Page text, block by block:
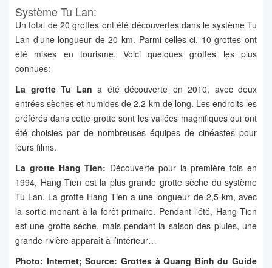
Système Tu Lan:
Un total de 20 grottes ont été découvertes dans le système Tu
Lan d'une longueur de 20 km. Parmi celles-ci, 10 grottes ont
été mises en tourisme. Voici quelques grottes les plus
connues:
La grotte Tu Lan a été découverte en 2010, avec deux
entrées sèches et humides de 2,2 km de long. Les endroits les
préférés dans cette grotte sont les vallées magnifiques qui ont
été choisies par de nombreuses équipes de cinéastes pour
leurs films.
La grotte Hang Tien: Découverte pour la première fois en
1994, Hang Tien est la plus grande grotte sèche du système
Tu Lan. La grotte Hang Tien a une longueur de 2,5 km, avec
la sortie menant à la forêt primaire. Pendant l'été, Hang Tien
est une grotte sèche, mais pendant la saison des pluies, une
grande rivière apparaît à l’intérieur…
Photo: Internet; Source: Grottes à Quang Binh du Guide